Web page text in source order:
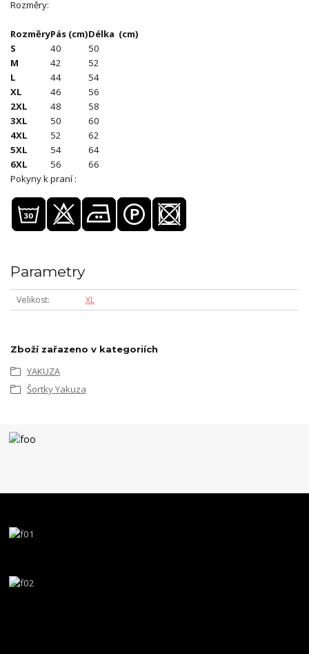
Rozměry:
RozměryPás (cm)Délka (cm)
S
40
50
M
42
52
L
44
54
XL
46
56
2XL
48
58
3XL
50
60
4XL
52
62
5XL
54
64
6XL
56
66
Pokyny k praní :
Parametry
Velikost XL
Zboží zařazeno v kategoriích
YAKUZA
Šortky Yakuza